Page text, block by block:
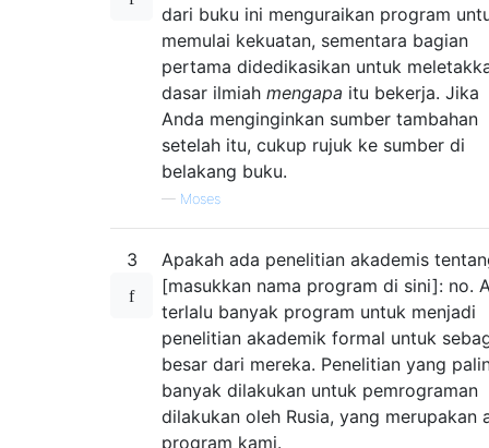
dari buku ini menguraikan program
memulai kekuatan, sementara bagian
pertama didedikasikan untuk
dasar ilmiah mengapa itu bekerja. Jika
Anda menginginkan sumber tambahan
setelah itu, cukup rujuk ke sumber di
belakang buku.
— Moses
3
Apakah ada penelitian akademis
[masukkan nama program di sini]: no.
terlalu banyak program untuk menjadi
penelitian akademik formal untuk
besar dari mereka. Penelitian yang
banyak dilakukan untuk pemrograman
dilakukan oleh Rusia, yang merupakan
program kami.